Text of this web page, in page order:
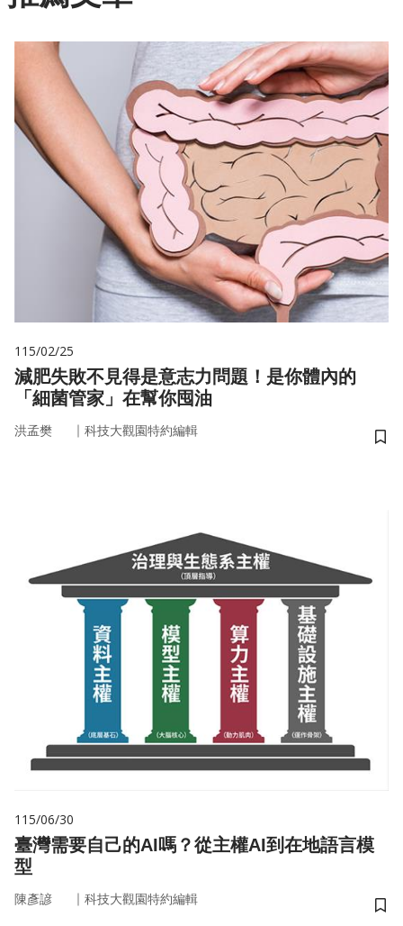
115/02/25
減肥失敗不見得是意志力問題！是你體內的
「細菌管家」在幫你囤油
洪孟樊 ｜ 科技大觀園特約編輯
儲
115/06/30
臺灣需要自己的AI嗎？從主權AI到在地語言模
型
陳彥諺 ｜ 科技大觀園特約編輯
儲